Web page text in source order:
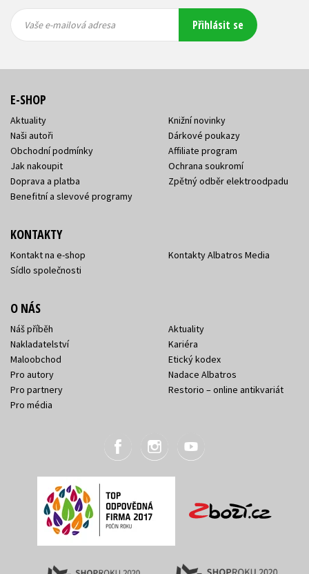
mailová
mailová
Vaše e-mailová adresa Přihlásit se
E-SHOP
Aktuality
Naši autoři
Obchodní podmínky
Jak nakoupit
Doprava a platba
Benefitní a slevové programy
Knižní novinky
Dárkové poukazy
Affiliate program
Ochrana soukromí
Zpětný odběr elektroodpadu
KONTAKTY
Kontakt na e-shop
Sídlo společnosti
Kontakty Albatros Media
O NÁS
Náš příběh
Nakladatelství
Maloobchod
Pro autory
Pro partnery
Pro média
Aktuality
Kariéra
Etický kodex
Nadace Albatros
Restorio – online antikvariát